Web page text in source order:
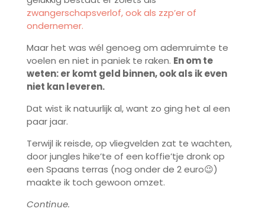
zwangerschapsverlof, ook als zzp’er of
ondernemer.
Maar het was wél genoeg om ademruimte te
voelen en niet in paniek te raken. En om te
weten: er komt geld binnen, ook als ik even
niet kan leveren.
Dat wist ik natuurlijk al, want zo ging het al een
paar jaar.
Terwijl ik reisde, op vliegvelden zat te wachten,
door jungles hike’te of een koffie’tje dronk op
een Spaans terras (nog onder de 2 euro😉)
maakte ik toch gewoon omzet.
Continue.